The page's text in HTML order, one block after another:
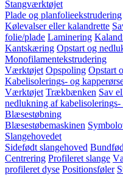
Stangværktøjet
Plade og planfolieekstrudering
Kølevalser eller kalandrette
folie/plade Laminering
Kantskæring Opstart og
Monofilamentekstrudering
Værktøjet Opspoling Opstart
Kabelisolerings- og
Værktøjet Trækbænken Sav
nedlukning af
Blæsestøbning
Blæsestøbemaskinen
Slangehovedet
Sidefødt slangehoved
Centrering Profileret slange
profileret dyse Positionsføler